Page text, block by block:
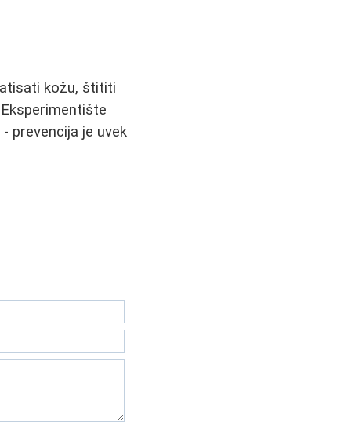
kožu, štititi
prevencija je uvek